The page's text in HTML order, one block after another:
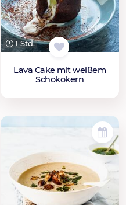
1 Std.
Lava Cake mit weißem
Schokokern